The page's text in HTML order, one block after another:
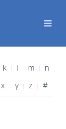
k l m
n
x y z #